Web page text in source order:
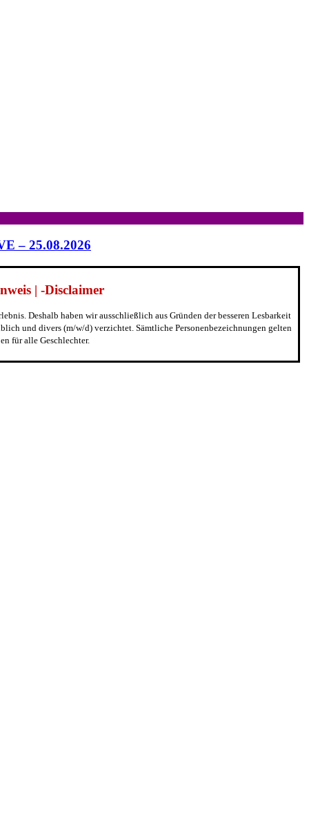
– 25.08.2026
| -Disclaimer
Deshalb haben wir ausschließlich aus Gründen der besseren Lesbarkeit
und divers (m/w/d) verzichtet. Sämtliche Personenbezeichnungen gelten
für alle Geschlechter.